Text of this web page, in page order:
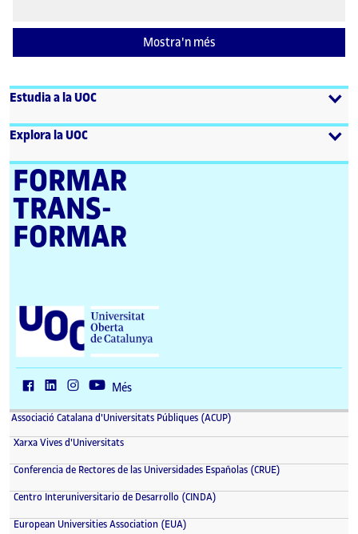
Mostra'n més
Estudia a la UOC
Explora la UOC
FORMAR
TRANS­
FORMAR
U
e
i
t
a
O
e
t
Més
Associació Catalana d'Universitats Públiques (ACUP)
Xarxa Vives d'Universitats
Conferencia de Rectores de las Universidades Españolas (CRUE)
Centro Interuniversitario de Desarrollo (CINDA)
European Universities Association (EUA)